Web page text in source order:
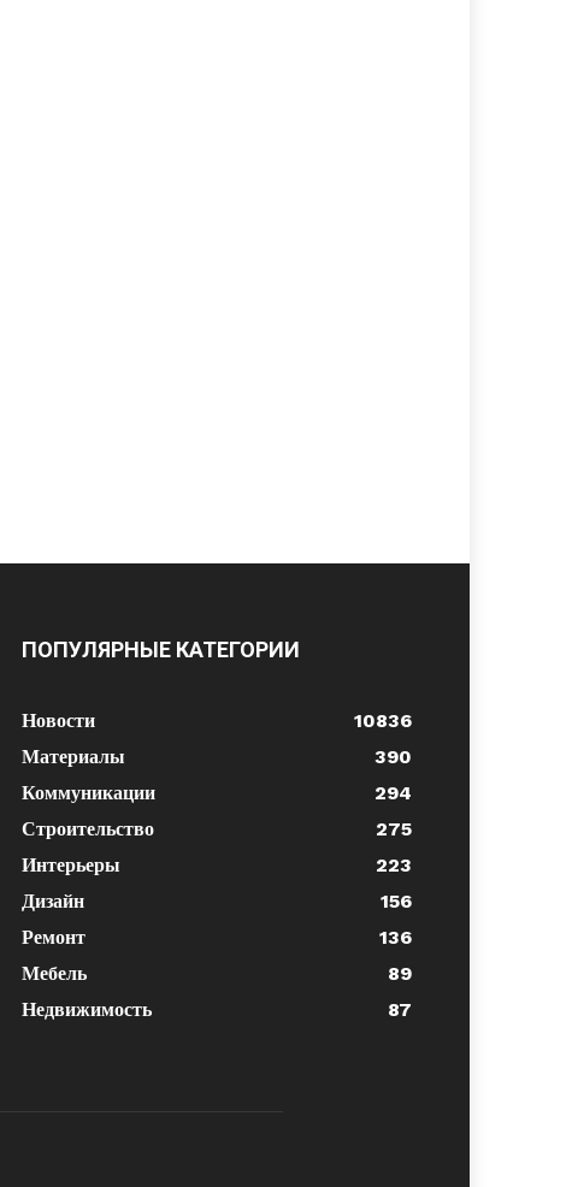
ПОПУЛЯРНЫЕ КАТЕГОРИИ
Новости
10836
Материалы
390
Коммуникации
294
Строительство
275
Интерьеры
223
Дизайн
156
Ремонт
136
Мебель
89
Недвижимость
87